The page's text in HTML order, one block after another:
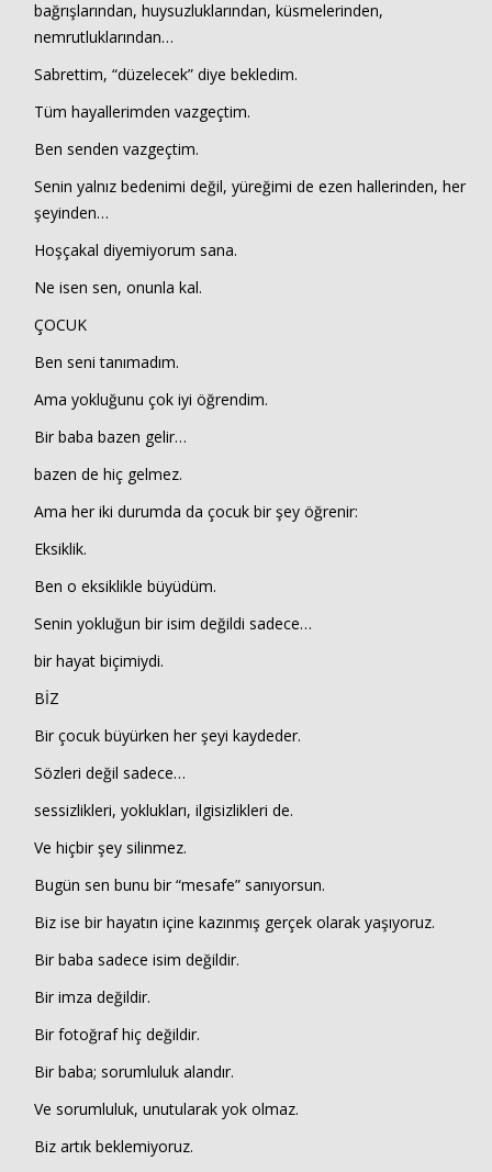
bağrışlarından, huysuzluklarından, küsmelerinden,
nemrutluklarından…
Sabrettim, “düzelecek” diye bekledim.
Tüm hayallerimden vazgeçtim.
Ben senden vazgeçtim.
Senin yalnız bedenimi değil, yüreğimi de ezen hallerinden, her
şeyinden…
Hoşçakal diyemiyorum sana.
Ne isen sen, onunla kal.
ÇOCUK
Ben seni tanımadım.
Ama yokluğunu çok iyi öğrendim.
Bir baba bazen gelir…
bazen de hiç gelmez.
Ama her iki durumda da çocuk bir şey öğrenir:
Eksiklik.
Ben o eksiklikle büyüdüm.
Senin yokluğun bir isim değildi sadece…
bir hayat biçimiydi.
BİZ
Bir çocuk büyürken her şeyi kaydeder.
Sözleri değil sadece…
sessizlikleri, yoklukları, ilgisizlikleri de.
Ve hiçbir şey silinmez.
Bugün sen bunu bir “mesafe” sanıyorsun.
Biz ise bir hayatın içine kazınmış gerçek olarak yaşıyoruz.
Bir baba sadece isim değildir.
Bir imza değildir.
Bir fotoğraf hiç değildir.
Bir baba; sorumluluk alandır.
Ve sorumluluk, unutularak yok olmaz.
Biz artık beklemiyoruz.